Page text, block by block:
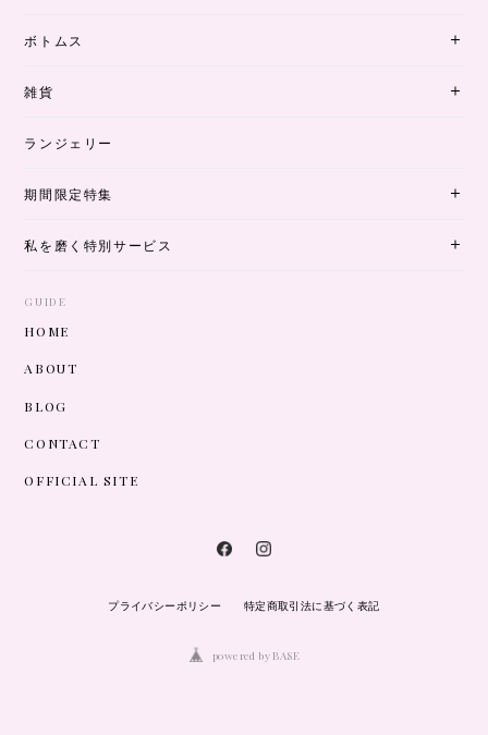
ボトムス
雑貨
ランジェリー
期間限定特集
私を磨く特別サービス
GUIDE
HOME
ABOUT
BLOG
CONTACT
OFFICIAL SITE
プライバシーポリシー 特定商取引法に基づく表記
powered by BASE